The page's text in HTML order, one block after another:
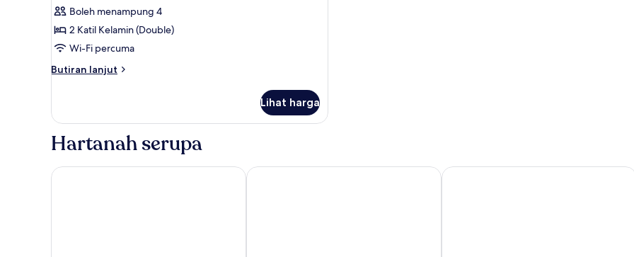
foto
untuk
Family
Quadruple
Boleh menampung 4
2 Katil Kelamin (Double)
Wi-Fi percuma
Butiran lanjut
Butiran
Quadruple
Lihat harga
Hartanah serupa
LiChiuan Hotel Spring Hotel OHYA Chain Boutique Motel-YongkangReikei Hot Spring Resort